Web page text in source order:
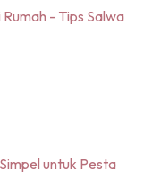
- Tips Salwa
untuk Pesta